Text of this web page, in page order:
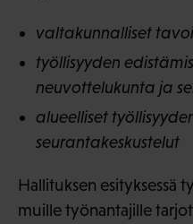
valtakunnalliset
työllisyyden
neuvottelukunta ja
alueelliset
seurantakeskustelut
Hallituksen esityksessä
muille työnantajille